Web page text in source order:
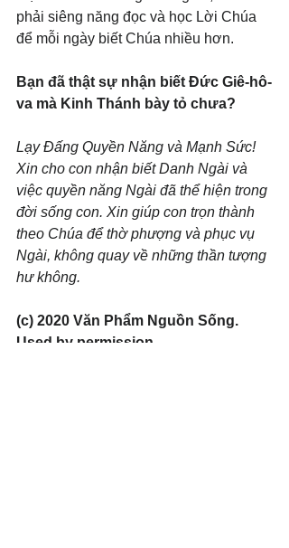
phải siêng năng đọc và học Lời Chúa
để mỗi ngày biết Chúa nhiều hơn.
Bạn đã thật sự nhận biết Đức Giê-hô-
va mà Kinh Thánh bày tỏ chưa?
Lạy Đấng Quyền Năng và Mạnh Sức!
Xin cho con nhận biết Danh Ngài và
việc quyền năng Ngài đã thể hiện trong
đời sống con. Xin giúp con trọn thành
theo Chúa để thờ phượng và phục vụ
Ngài, không quay về những thần tượng
hư không.
(c) 2020 Văn Phẩm Nguồn Sống.
Used by permission.